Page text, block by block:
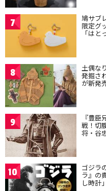
7 鳩サブ
限定グ
「はと
8 土偶な
発掘さ
が新発
9 『豊
戦！切
将・谷
10 ゴジラ
ラ』の
し時計